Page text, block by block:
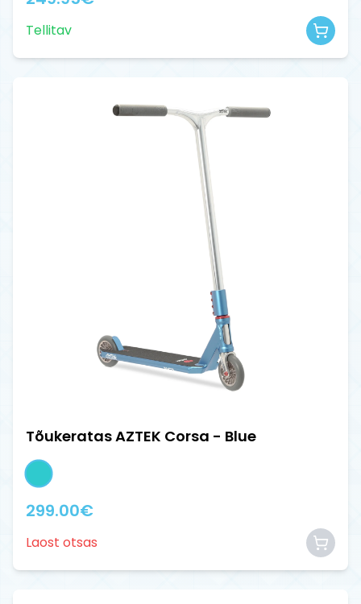
Tellitav
Tõukeratas AZTEK Corsa - Blue
299.00€
Laost otsas